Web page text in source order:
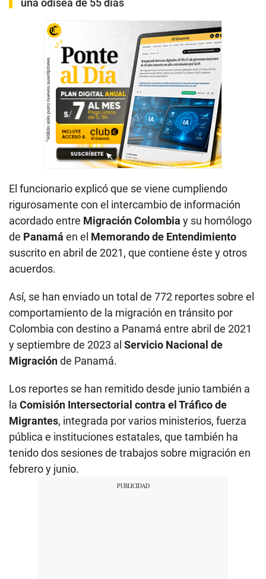
El funcionario explicó que se viene cumpliendo
rigurosamente con el intercambio de información
acordado entre Migración Colombia y su homólogo
de Panamá en el Memorando de Entendimiento
suscrito en abril de 2021, que contiene éste y otros
acuerdos.
Así, se han enviado un total de 772 reportes sobre el
comportamiento de la migración en tránsito por
Colombia con destino a Panamá entre abril de 2021
y septiembre de 2023 al Servicio Nacional de
Migraciónde Panamá.
Los reportes se han remitido desde junio también a
la Comisión Intersectorial contra el Tráfico de
Migrantes, integrada por varios ministerios, fuerza
pública e instituciones estatales, que también ha
tenido dos sesiones de trabajos sobre migración en
febrero y junio.